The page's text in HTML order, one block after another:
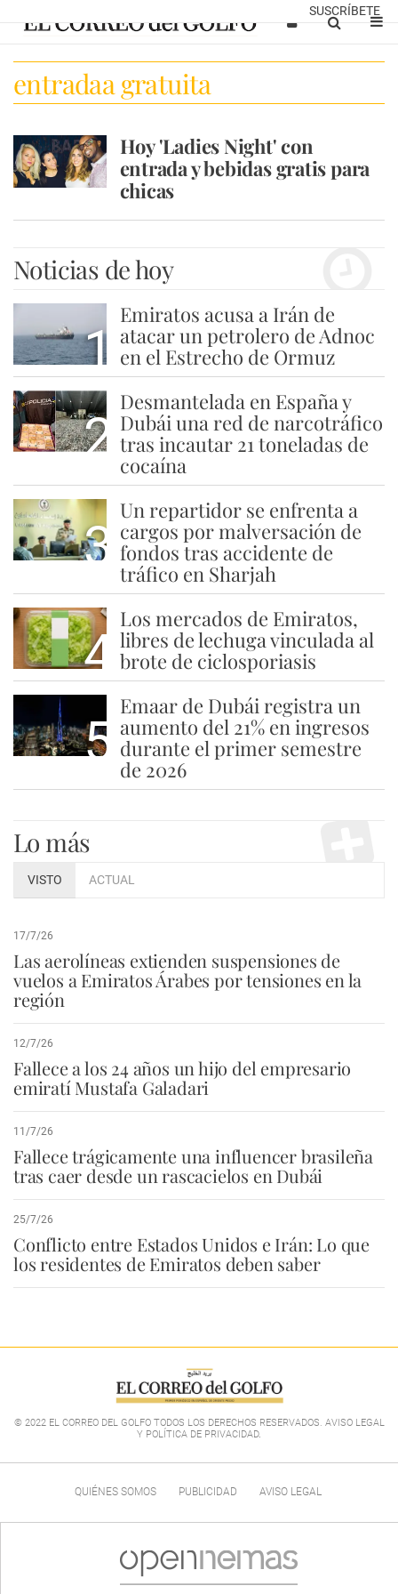
SUSCRÍBETE
entradaa gratuita
Hoy 'Ladies Night' con
entrada y bebidas gratis para
chicas
Noticias de hoy
1
Emiratos acusa a Irán de
atacar un petrolero de Adnoc
en el Estrecho de Ormuz
2
Desmantelada en España y
Dubái una red de narcotráfico
tras incautar 21 toneladas de
cocaína
3
Un repartidor se enfrenta a
cargos por malversación de
fondos tras accidente de
tráfico en Sharjah
4
Los mercados de Emiratos,
libres de lechuga vinculada al
brote de ciclosporiasis
5
Emaar de Dubái registra un
aumento del 21% en ingresos
durante el primer semestre
de 2026
Lo más
VISTO ACTUAL
17/7/26
Las aerolíneas extienden suspensiones de
vuelos a Emiratos Árabes por tensiones en la
región
12/7/26
Fallece a los 24 años un hijo del empresario
emiratí Mustafa Galadari
11/7/26
Fallece trágicamente una influencer brasileña
tras caer desde un rascacielos en Dubái
25/7/26
Conflicto entre Estados Unidos e Irán: Lo que
los residentes de Emiratos deben saber
© 2022 EL CORREO DEL GOLFO TODOS LOS DERECHOS RESERVADOS. AVISO LEGAL
Y POLÍTICA DE PRIVACIDAD.
QUIÉNES SOMOS PUBLICIDAD AVISO LEGAL